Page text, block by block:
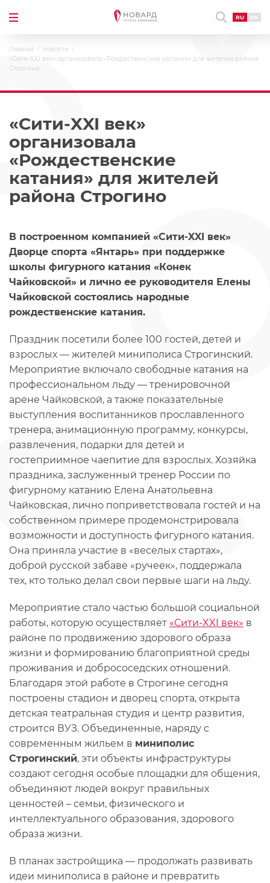
RU EN
Главная
Новости
«Сити-XXI век» организовала «Рождественские катания» для жителей района
Строгино
«Сити-XXI век»
организовала
«Рождественские
катания» для жителей
района Строгино
В построенном компанией «Сити-XXI век»
Дворце спорта «Янтарь» при поддержке
школы фигурного катания «Конек
Чайковской» и лично ее руководителя Елены
Чайковской состоялись народные
рождественские катания.
Праздник посетили более 100 гостей, детей и
взрослых — жителей миниполиса Строгинский.
Мероприятие включало свободные катания на
профессиональном льду — тренировочной
арене Чайковской, а также показательные
выступления воспитанников прославленного
тренера, анимационную программу, конкурсы,
развлечения, подарки для детей и
гостеприимное чаепитие для взрослых. Хозяйка
праздника, заслуженный тренер России по
фигурному катанию Елена Анатольевна
Чайковская, лично поприветствовала гостей и на
собственном примере продемонстрировала
возможности и доступность фигурного катания.
Она приняла участие в «веселых стартах»,
доброй русской забаве «ручеек», поддержала
тех, кто только делал свои первые шаги на льду.
Мероприятие стало частью большой социальной
работы, которую осуществляет «Сити-XXI век» в
районе по продвижению здорового образа
жизни и формированию благоприятной среды
проживания и добрососедских отношений.
Благодаря этой работе в Строгине сегодня
построены стадион и дворец спорта, открыта
детская театральная студия и центр развития,
строится ВУЗ. Объединенные, наряду с
современным жильем в миниполис
Строгинский, эти объекты инфраструктуры
создают сегодня особые площадки для общения,
объединяют людей вокруг правильных
ценностей – семьи, физического и
интеллектуального образования, здорового
образа жизни.
В планах застройщика — продолжать развивать
идеи миниполиса в районе и превратить